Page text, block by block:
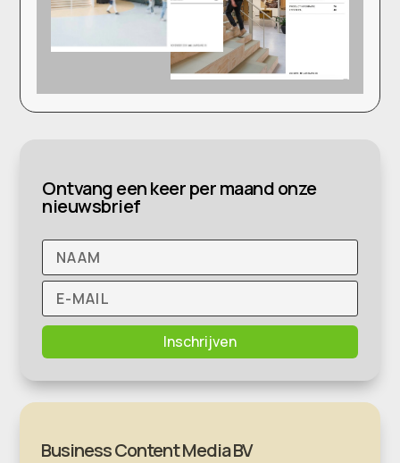
Ontvang een keer per maand onze
nieuwsbrief
Inschrijven
Business Content Media BV